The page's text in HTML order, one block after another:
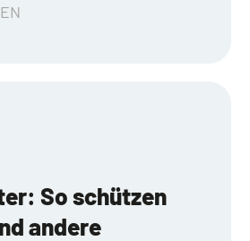
So schützen
andere